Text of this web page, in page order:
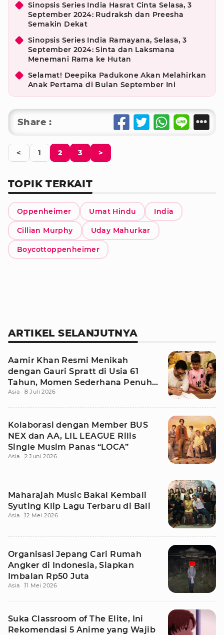
Sinopsis Series India Hasrat Cinta Selasa, 3
September 2024: Rudraksh dan Preesha
Semakin Dekat
Sinopsis Series India Ramayana, Selasa, 3
September 2024: Sinta dan Laksmana
Menemani Rama ke Hutan
Selamat! Deepika Padukone Akan Melahirkan
Anak Pertama di Bulan September Ini
Share :
< 1 2 3 >
TOPIK TERKAIT
Oppenheimer Umat Hindu India
Cillian Murphy Uday Mahurkar
Boycottoppenheimer
ARTIKEL SELANJUTNYA
Aamir Khan Resmi Menikah
dengan Gauri Spratt di Usia 61
Tahun, Momen Sederhana Penuh
Kehangatan
Asia 8 Juli 2026
Kolaborasi dengan Member BUS
NEX dan AA, LIL LEAGUE Rilis
Single Musim Panas “LOCA”
Asia 2 Juni 2026
Maharajah Music Bakal Kembali
Syuting Klip Lagu Terbaru di Bali
Asia 12 Mei 2026
Organisasi Jepang Cari Rumah
Angker di Indonesia, Siapkan
Imbalan Rp50 Juta
Asia 11 Mei 2026
Suka Classroom of The Elite, Ini
Rekomendasi 5 Anime yang Wajib